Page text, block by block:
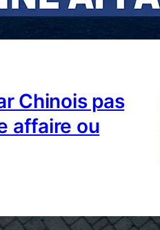
Chinois pas
affaire ou